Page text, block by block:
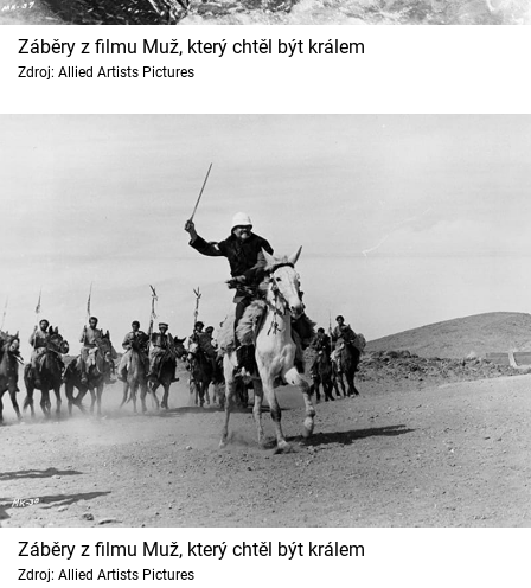
Cool Esport
Pořady
Sledujte nás
Záběry z filmu Muž, který chtěl být králem
Zdroj: Allied Artists Pictures
Záběry z filmu Muž, který chtěl být králem
Zdroj: Allied Artists Pictures